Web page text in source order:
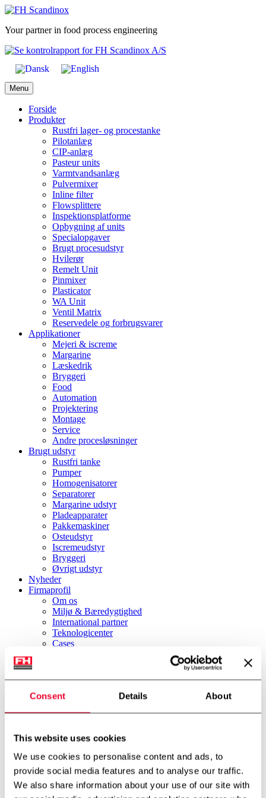
Consent Details About
This website uses cookies
We use cookies to personalise content and ads, to
provide social media features and to analyse our traffic.
We also share information about your use of our site with
Skip
content
Your partner in food process engineering
Menu
Forside
Produkter
Rustfri lager- og procestanke
Pilotanlæg
CIP-anlæg
Pasteur units
Varmtvandsanlæg
Pulvermixer
Inline filter
Flowsplittere
Inspektionsplatforme
Opbygning af units
Specialopgaver
Brugt procesudstyr
Hvilerør
Remelt Unit
Pinmixer
Plasticator
WA Unit
Ventil Matrix
Reservedele og forbrugsvarer
Applikationer
Mejeri & iscreme
Margarine
Læskedrik
Bryggeri
Food
Automation
Projektering
Montage
Service
Andre procesløsninger
Brugt udstyr
Rustfri tanke
Pumper
Homogenisatorer
Separatorer
Margarine udstyr
Pladeapparater
Pakkemaskiner
Osteudstyr
Iscremeudstyr
Bryggeri
Øvrigt udstyr
Nyheder
Firmaprofil
Om os
Miljø & Bæredygtighed
International partner
Teknologicenter
Cases
Job
FH Scandinox DK
Rustfri tanke
1.200 liter isolerede tanke
Tilbage til oversigt